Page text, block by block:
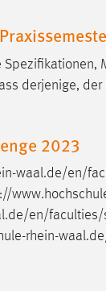
Spezifikationen,
derjenige, der
2023
waal.de/en/
en/
rhein-
Jahr
um sich an